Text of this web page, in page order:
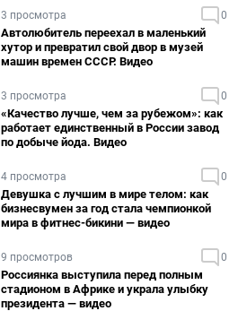
3 просмотра 0
Автолюбитель переехал в маленький
хутор и превратил свой двор в музей
машин времен СССР. Видео
3 просмотра 0
«Качество лучше, чем за рубежом»: как
работает единственный в России завод
по добыче йода. Видео
4 просмотра 0
Девушка с лучшим в мире телом: как
бизнесвумен за год стала чемпионкой
мира в фитнес-бикини — видео
9 просмотров 0
Россиянка выступила перед полным
стадионом в Африке и украла улыбку
президента — видео